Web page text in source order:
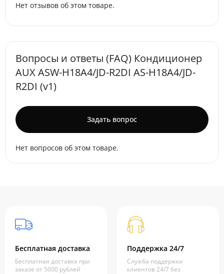
Нет отзывов об этом товаре.
Вопросы и ответы (FAQ) Кондиционер
AUX ASW-H18A4/JD-R2DI AS-H18A4/JD-
R2DI (v1)
Задать вопрос
Нет вопросов об этом товаре.
Бесплатная доставка
Бесплатная доставка при
заказе от 5000 рублей
Поддержка 24/7
Служба поддержки
клиентов 24/7 без